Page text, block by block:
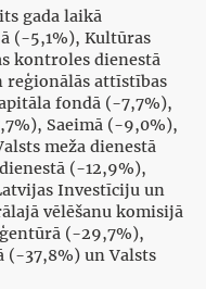
gada laikā
(-5,1%), Kultūras
kontroles dienestā
reģionālās attīstības
fondā (-7,7%),
Saeimā (-9,0%),
meža dienestā
(-12,9%),
Investīciju un
vēlēšanu komisijā
(-29,7%),
(-37,8%) un Valsts